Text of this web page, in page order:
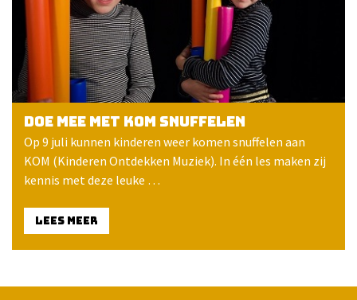
Doe mee met KOM snuffelen
Op 9 juli kunnen kinderen weer komen snuffelen aan
KOM (Kinderen Ontdekken Muziek). In één les maken zij
kennis met deze leuke …
LEES MEER